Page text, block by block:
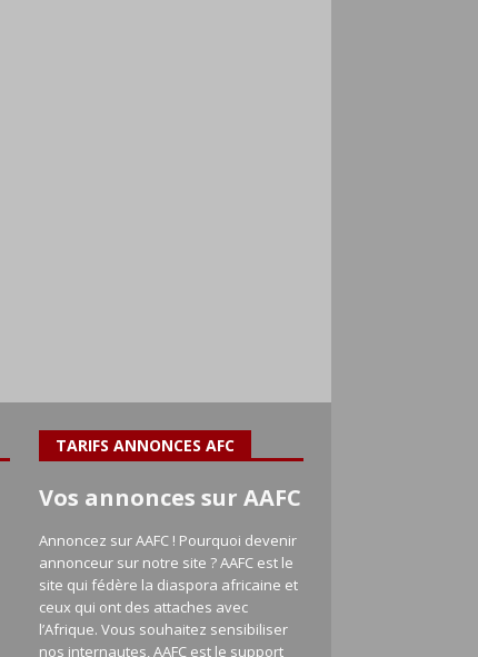
TARIFS ANNONCES AFC
Vos annonces sur AAFC
Annoncez sur AAFC ! Pourquoi devenir
annonceur sur notre site ? AAFC est le
site qui fédère la diaspora africaine et
ceux qui ont des attaches avec
l’Afrique. Vous souhaitez sensibiliser
nos internautes, AAFC est le support